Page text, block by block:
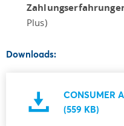
Plus)
Downloads:
CONSUMER
(559 KB)